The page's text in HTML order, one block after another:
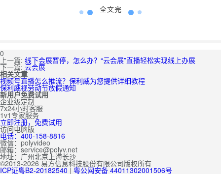
全文完
0
上一篇: 线下会展暂停，怎么办？“云会展”直播轻松实现线上办展
下一篇: 云会展
相关文章
视频号直播怎么推流？保利威为您提供详细教程
保利威视劳动节放假通知
新用户免费试用
企业级定制
7x24小时客服
1v1专家服务
立即注册，免费试用
访问电脑版
电话：400-158-8816
微信：polyvideo
邮箱：service@polyv.net
地址： 广州北京 上海长沙
©2013-2026 易方信息科技股份有限公司版权所有
ICP证粤B2-20182540 | 粤公网安备 44011302001506号